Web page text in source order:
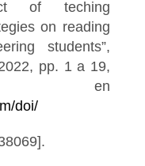
of teching
on reading
students”,
pp. 1 a 19,
en
doi/